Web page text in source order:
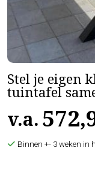
Stel je eigen
tuintafel
v.a.
Binnen +- 3 weken in